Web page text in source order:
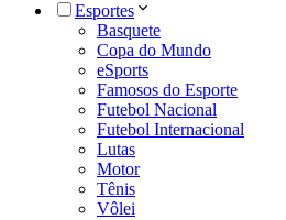
Esportes
Basquete
Copa do Mundo
eSports
Famosos do Esporte
Futebol Nacional
Futebol Internacional
Lutas
Motor
Tênis
Vôlei